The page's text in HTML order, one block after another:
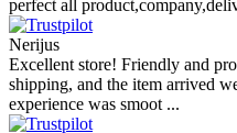
perfect all
Nerijus
Excellent store! Friendly and
shipping, and the item arrived
experience was smoot ...